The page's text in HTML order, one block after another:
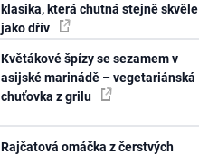
klasika, která chutná stejně skvěle
jako dřív
Květákové špízy se sezamem v
asijské marinádě – vegetariánská
chuťovka z grilu
Rajčatová omáčka z čerstvých